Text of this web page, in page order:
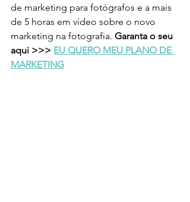
de marketing para fotógrafos e a mais
de 5 horas em vídeo sobre o novo
marketing na fotografia. Garanta o seu
aqui >>> EU QUERO MEU PLANO DE
MARKETING